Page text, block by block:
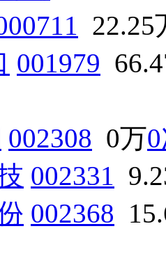
22.25
001979
002308 0万
002331
002368